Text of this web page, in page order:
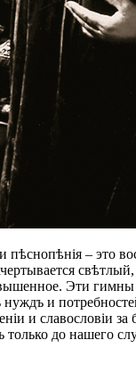
– это
свѣтлый,
Эти гимны
и
и славословіи за
до нашего